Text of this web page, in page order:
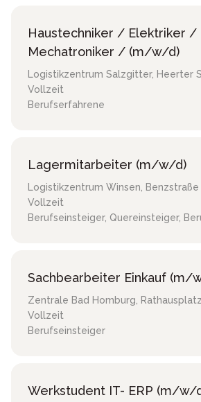
Haustechniker / Elektriker /
Mechatroniker / (m/w/d)
Logistikzentrum Salzgitter, Heerter
Vollzeit
Berufserfahrene
Lagermitarbeiter (m/w/d)
Logistikzentrum Winsen, Benzstraße
Vollzeit
Berufseinsteiger, Quereinsteiger,
Sachbearbeiter Einkauf (m/
Zentrale Bad Homburg,
Vollzeit
Berufseinsteiger
Werkstudent IT- ERP (m/w/